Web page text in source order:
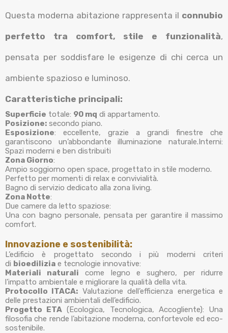
Questa moderna abitazione rappresenta il connubio
perfetto tra comfort, stile e funzionalità,
pensata per soddisfare le esigenze di chi cerca un
ambiente spazioso e luminoso.
Caratteristiche principali:
Superficie totale: 90 mq di appartamento.
Posizione: secondo piano.
Esposizione: eccellente, grazie a grandi finestre che
garantiscono un’abbondante illuminazione naturale.Interni:
Spazi moderni e ben distribuiti
Zona Giorno:
Ampio soggiorno open space, progettato in stile moderno.
Perfetto per momenti di relax e convivialità.
Bagno di servizio dedicato alla zona living.
Zona Notte:
Due camere da letto spaziose:
Una con bagno personale, pensata per garantire il massimo
comfort.
Innovazione e sostenibilità:
L’edificio è progettato secondo i più moderni criteri
di bioedilizia e tecnologie innovative:
Materiali naturali come legno e sughero, per ridurre
l’impatto ambientale e migliorare la qualità della vita.
Protocollo ITACA: Valutazione dell’efficienza energetica e
delle prestazioni ambientali dell’edificio.
Progetto ETA (Ecologica, Tecnologica, Accogliente): Una
filosofia che rende l’abitazione moderna, confortevole ed eco-
sostenibile.